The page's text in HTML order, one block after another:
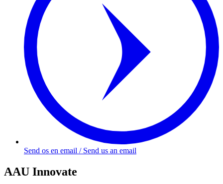
Send os en email / Send us an email
AAU Innovate